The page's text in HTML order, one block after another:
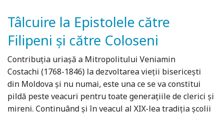
Tâlcuire la Epistolele către
Filipeni și către Coloseni
Contribuția uriașă a Mitropolitului Veniamin
Costachi (1768-1846) la dezvoltarea vieții bisericești
din Moldova și nu numai, este una ce se va constitui
pildă peste veacuri pentru toate generațiile de clerici și
mireni. Continuând și în veacul al XIX-lea tradiția școlii